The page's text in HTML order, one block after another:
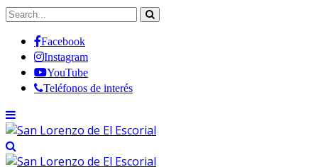
Facebook
Instagram
YouTube
Teléfonos de interés